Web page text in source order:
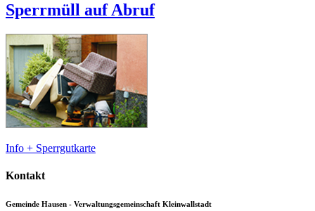
Sperrmüll auf Abruf
Info + Sperrgutkarte
Kontakt
Gemeinde Hausen - Verwaltungsgemeinschaft Kleinwallstadt